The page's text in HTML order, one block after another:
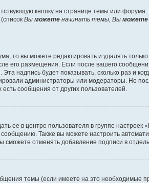
кнопку на странице темы или
Вы можете начинать темы, Вы можете
то вы можете редактировать и удалять
его размещения. Если после вашего
надпись будет показывать, сколько раз и
администраторы или модераторы. Но
сообщения от других пользователей.
ее в центре пользователя в группе
Также вы можете настроить
отменять добавление подписи в
темы (если имеете на это